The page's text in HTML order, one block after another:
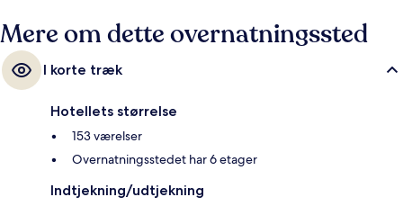
Mere om dette overnatningssted
I korte træk
Hotellets størrelse
153 værelser
Overnatningsstedet har 6 etager
Indtjekning/udtjekning